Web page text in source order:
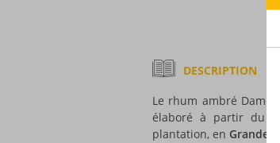
DESCRIPTION
Le rhum ambré
élaboré à partir du
plantation, en Grande-